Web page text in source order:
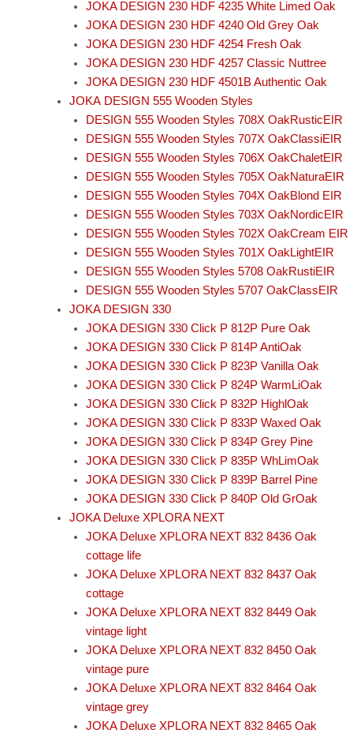
JOKA DESIGN 230 HDF 4235 White Limed Oak
JOKA DESIGN 230 HDF 4240 Old Grey Oak
JOKA DESIGN 230 HDF 4254 Fresh Oak
JOKA DESIGN 230 HDF 4257 Classic Nuttree
JOKA DESIGN 230 HDF 4501B Authentic Oak
JOKA DESIGN 555 Wooden Styles
DESIGN 555 Wooden Styles 708X OakRusticEIR
DESIGN 555 Wooden Styles 707X OakClassiEIR
DESIGN 555 Wooden Styles 706X OakChaletEIR
DESIGN 555 Wooden Styles 705X OakNaturaEIR
DESIGN 555 Wooden Styles 704X OakBlond EIR
DESIGN 555 Wooden Styles 703X OakNordicEIR
DESIGN 555 Wooden Styles 702X OakCream EIR
DESIGN 555 Wooden Styles 701X OakLightEIR
DESIGN 555 Wooden Styles 5708 OakRustiEIR
DESIGN 555 Wooden Styles 5707 OakClassEIR
JOKA DESIGN 330
JOKA DESIGN 330 Click P 812P Pure Oak
JOKA DESIGN 330 Click P 814P AntiOak
JOKA DESIGN 330 Click P 823P Vanilla Oak
JOKA DESIGN 330 Click P 824P WarmLiOak
JOKA DESIGN 330 Click P 832P HighlOak
JOKA DESIGN 330 Click P 833P Waxed Oak
JOKA DESIGN 330 Click P 834P Grey Pine
JOKA DESIGN 330 Click P 835P WhLimOak
JOKA DESIGN 330 Click P 839P Barrel Pine
JOKA DESIGN 330 Click P 840P Old GrOak
JOKA Deluxe XPLORA NEXT
JOKA Deluxe XPLORA NEXT 832 8436 Oak
cottage life
JOKA Deluxe XPLORA NEXT 832 8437 Oak
cottage
JOKA Deluxe XPLORA NEXT 832 8449 Oak
vintage light
JOKA Deluxe XPLORA NEXT 832 8450 Oak
vintage pure
JOKA Deluxe XPLORA NEXT 832 8464 Oak
vintage grey
JOKA Deluxe XPLORA NEXT 832 8465 Oak